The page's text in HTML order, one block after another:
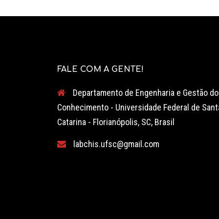
FALE COM A GENTE!
Departamento de Engenharia e Gestão do
Conhecimento - Universidade Federal de
Catarina - Florianópolis, SC, Brasil
labchis.ufsc@gmail.com